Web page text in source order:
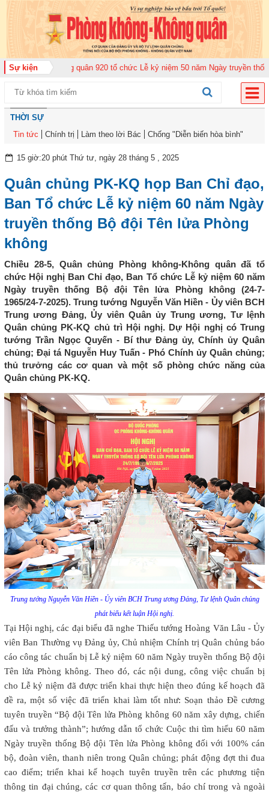
Sự kiện
đoàn Không quân 920 tổ chức Lễ kỷ niệm 50 năm Ngày truyền thống
THỜI SỰ
Tin tức
Chính trị Làm theo lời Bác Chống "Diễn biến hòa bình"
15 giờ:20 phút Thứ tư, ngày 28 tháng 5 , 2025
Quân chủng PK-KQ họp Ban Chỉ đạo,
Ban Tổ chức Lễ kỷ niệm 60 năm Ngày
truyền thống Bộ đội Tên lửa Phòng
không
Chiều 28-5, Quân chủng Phòng không-Không quân đã tổ
chức Hội nghị Ban Chỉ đạo, Ban Tổ chức Lễ kỷ niệm 60 năm
Ngày truyền thống Bộ đội Tên lửa Phòng không (24-7-
1965/24-7-2025). Trung tướng Nguyễn Văn Hiền - Ủy viên BCH
Trung ương Đảng, Ủy viên Quân ủy Trung ương, Tư lệnh
Quân chủng PK-KQ chủ trì Hội nghị. Dự Hội nghị có Trung
tướng Trần Ngọc Quyến - Bí thư Đảng ủy, Chính ủy Quân
chủng; Đại tá Nguyễn Huy Tuấn - Phó Chính ủy Quân chủng;
thủ trưởng các cơ quan và một số phòng chức năng của
Quân chủng PK-KQ.
Trung tướng Nguyễn Văn Hiền - Ủy viên BCH Trung ương Đảng, Tư lệnh Quân chủng
phát biểu kết luận Hội nghị.
Tại Hội nghị, các đại biểu đã nghe Thiếu tướng Hoàng Văn Lâu - Ủy
viên Ban Thường vụ Đảng ủy, Chủ nhiệm Chính trị Quân chủng báo
cáo công tác chuẩn bị Lễ kỷ niệm 60 năm Ngày truyền thống Bộ đội
Tên lửa Phòng không. Theo đó, các nội dung, công việc chuẩn bị
cho Lễ kỷ niệm đã được triển khai thực hiện theo đúng kế hoạch đã
đề ra, một số việc đã triển khai làm tốt như: Soạn thảo Đề cương
tuyên truyền “Bộ đội Tên lửa Phòng không 60 năm xây dựng, chiến
đấu và trưởng thành”; hướng dẫn tổ chức Cuộc thi tìm hiểu 60 năm
Ngày truyền thống Bộ đội Tên lửa Phòng không đối với 100% cán
bộ, đoàn viên, thanh niên trong Quân chủng; phát động đợt thi đua
cao điểm; triển khai kế hoạch tuyên truyền trên các phương tiện
thông tin đại chúng, các cơ quan thông tấn, báo chí trong và ngoài